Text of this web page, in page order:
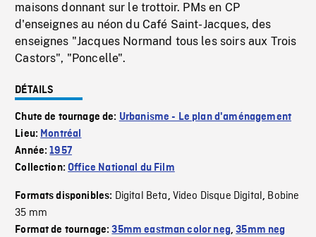
maisons donnant sur le trottoir. PMs en CP
d'enseignes au néon du Café Saint-Jacques, des
enseignes "Jacques Normand tous les soirs aux Trois
Castors", "Poncelle".
DÉTAILS
Chute de tournage de: Urbanisme - Le plan d'aménagement
Lieu: Montréal
Année:1957
Collection:Office National du Film
Formats disponibles: Digital Beta, Video Disque Digital, Bobine
35 mm
Format de tournage:35mm eastman color neg,35mm neg